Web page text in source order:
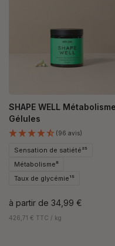
SHAPE WELL Métabolisme¹⁵
Gélules
(96 avis)
Sensation de satiété²⁵
Métabolisme⁸
Taux de glycémie¹⁵
à partir de 34,99 €
426,71 € TTC / kg